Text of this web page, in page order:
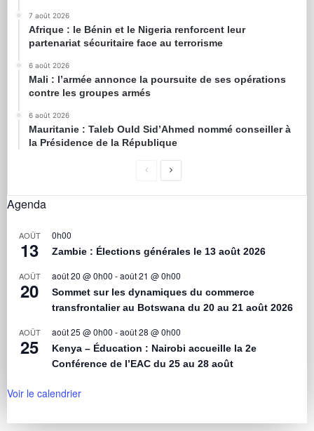
7 août 2026
Afrique : le Bénin et le Nigeria renforcent leur
partenariat sécuritaire face au terrorisme
6 août 2026
Mali : l’armée annonce la poursuite de ses opérations
contre les groupes armés
6 août 2026
Mauritanie : Taleb Ould Sid’Ahmed nommé conseiller à
la Présidence de la République
Agenda
AOÛT
13
0h00
Zambie : Élections générales le 13 août 2026
AOÛT
20
août 20 @ 0h00 -août 21 @ 0h00
Sommet sur les dynamiques du commerce
transfrontalier au Botswana du 20 au 21 août 2026
AOÛT
25
août 25 @ 0h00 -août 28 @ 0h00
Kenya – Éducation : Nairobi accueille la 2e
Conférence de l’EAC du 25 au 28 août
Voir le calendrier